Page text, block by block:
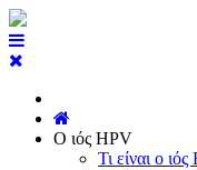
Ο ιός HPV
Τι είναι ο